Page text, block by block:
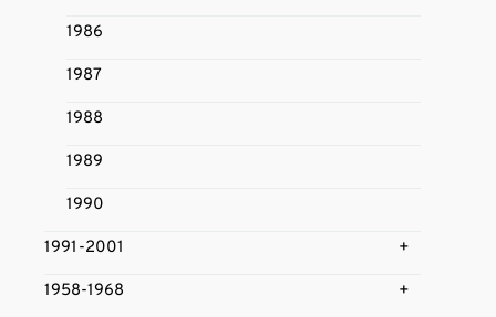
1986
1987
1988
1989
1990
1991-2001
1958-1968